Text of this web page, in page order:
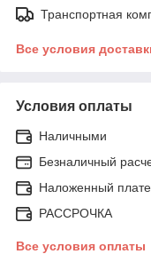
Транспортная
Все условия
Условия оплаты
Наличными
Безналичный
Наложенный
РАССРОЧКА
Все условия оплаты